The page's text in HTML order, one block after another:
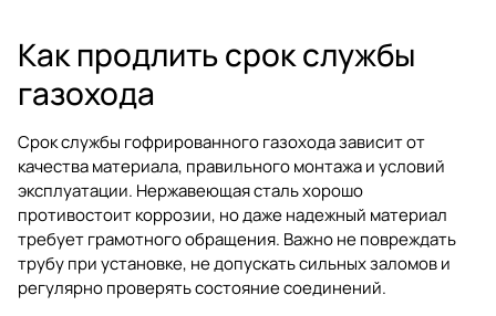
Как продлить срок службы
газохода
Срок службы гофрированного газохода зависит от
качества материала, правильного монтажа и условий
эксплуатации. Нержавеющая сталь хорошо
противостоит коррозии, но даже надежный материал
требует грамотного обращения. Важно не повреждать
трубу при установке, не допускать сильных заломов и
регулярно проверять состояние соединений.